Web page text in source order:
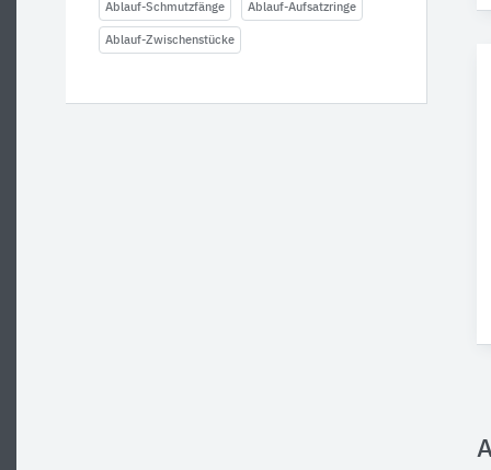
Ablauf-Schmutzfänge Ablauf-Aufsatzringe
Ablauf-Zwischenstücke